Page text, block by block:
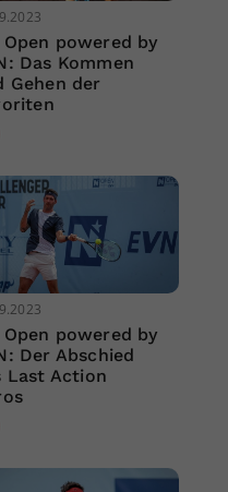
Open powered by
Das Kommen
Gehen der
Open powered by
Der Abschied
Last Action